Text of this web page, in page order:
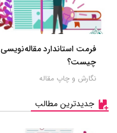
فرمت استاندارد مقاله‌نویسی
چیست؟
نگارش و چاپ مقاله
جدیدترین مطالب